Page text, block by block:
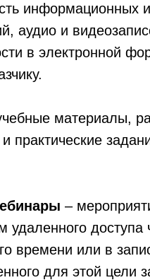
информационных
аудио и
в электронной
материалы,
практические
–
доступа
времени или в
для этой цели